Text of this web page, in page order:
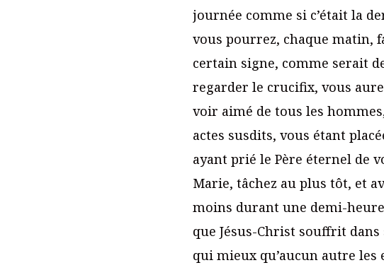
journée comme si c’était la
vous pourrez, chaque matin,
certain signe, comme serait
regarder le crucifix, vous
voir aimé de tous les
actes susdits, vous étant
ayant prié le Père éternel de
Marie, tâchez au plus tôt, et
moins durant une demi-
que Jésus-Christ souffrit
qui mieux qu’aucun autre